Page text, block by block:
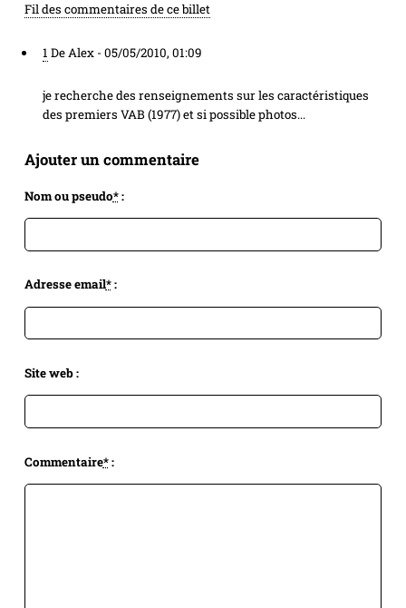
Fil des commentaires de ce billet
1 De Alex -05/05/2010, 01:09
je recherche des renseignements sur les caractéristiques
des premiers VAB (1977) et si possible photos...
Ajouter un commentaire
Nom ou pseudo*:
Adresse email*:
Site web :
Commentaire*: